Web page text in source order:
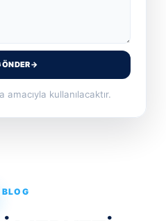
→
kullanılacaktır.
BLOG